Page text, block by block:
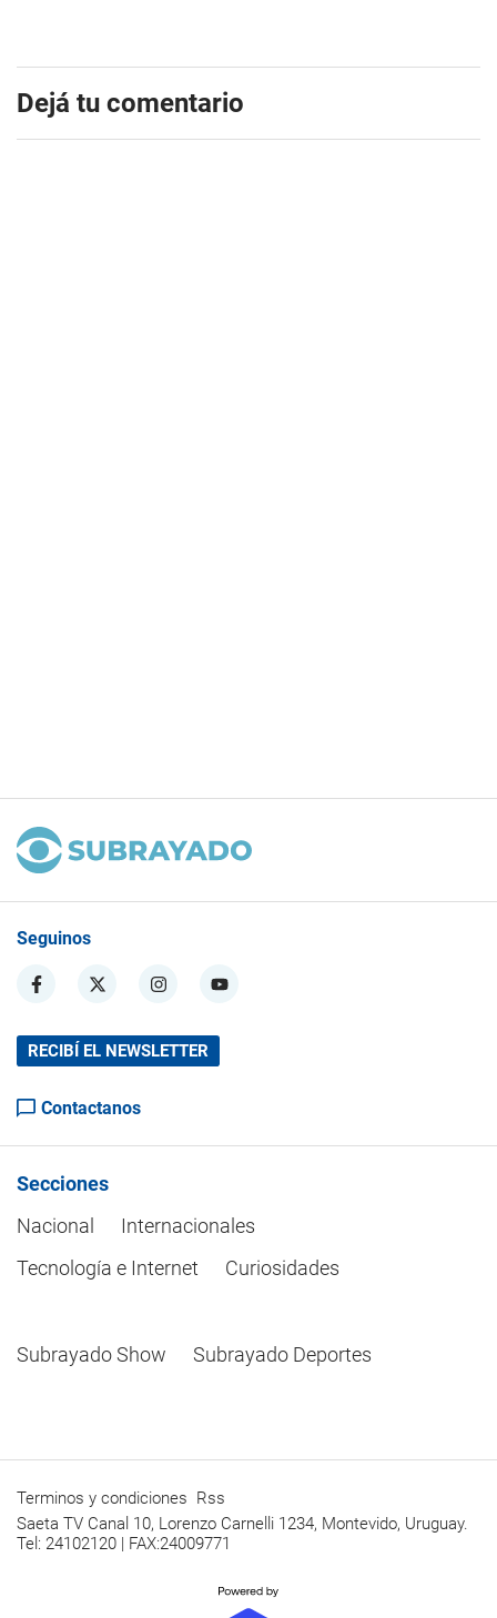
Dejá tu comentario
Seguinos
RECIBÍ EL NEWSLETTER
Contactanos
Secciones
Nacional
Internacionales
Tecnología e Internet
Curiosidades
Subrayado Show Subrayado Deportes
Terminos y condiciones Rss
Saeta TV Canal 10, Lorenzo Carnelli 1234, Montevido, Uruguay.
Tel: 24102120 | FAX:24009771